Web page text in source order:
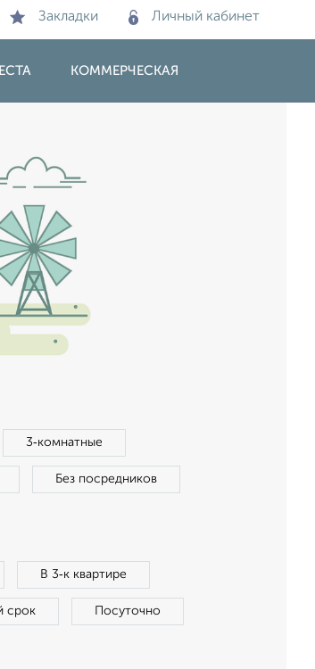
Закладки Личный кабинет
КОММЕРЧЕСКАЯ
3‑комнатные
Без посредников
В 3‑к квартире
срок Посуточно